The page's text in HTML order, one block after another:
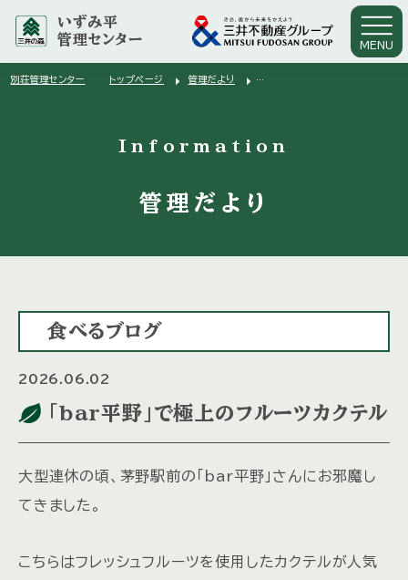
いずみ平
管理センター
MENU
別荘管理センター トップページ arrow_right 管理だより arrow_right
Information
管理だより
食べるブログ
2026.06.02
「bar平野」で極上のフルーツカクテル
大型連休の頃、茅野駅前の「bar平野」さんにお邪魔し
てきました。
こちらはフレッシュフルーツを使用したカクテルが人気